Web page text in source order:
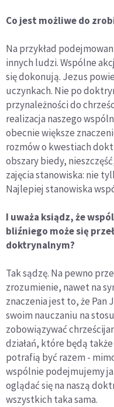
Co jest możliwe do
Na przykład
innych ludzi. Wspólne
się dokonują. Jezus
uczynkach. Nie po
przynależności do
realizacja naszego
obecnie większe
rozmów o kwestiach
obszary biedy,
zajęcia stanowiska: nie
Najlepiej stanowiska
I uważa ksiądz, że
bliźniego może się
doktrynalnym?
Tak sądzę. Na pewno
zrozumienie, nawet na
znaczenia jest to, że Pan
swoim nauczaniu na
zobowiązywać
działań, które będą
potrafią być razem -
wspólnie podejmujemy
oglądać się na naszą
wszystkich taka sama.